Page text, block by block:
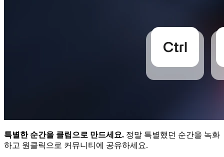
특별한 순간을 클립으로 만드세요. 정말 특별했던 순간을 녹화
하고 원클릭으로 커뮤니티에 공유하세요.